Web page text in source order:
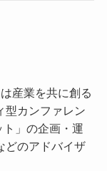
産業を共に創る
型カンファレン
」の企画・運
どのアドバイザ